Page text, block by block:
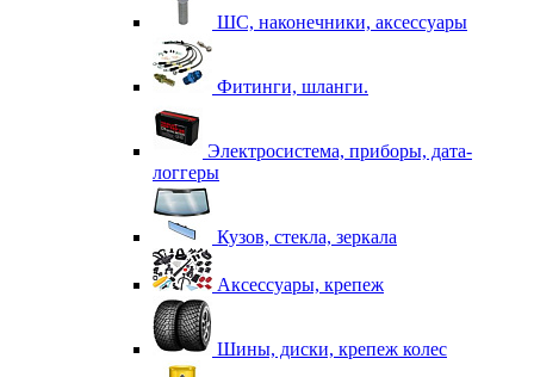
ШС, наконечники, аксессуары
Фитинги, шланги.
Электросистема, приборы, дата-
логгеры
Кузов, стекла, зеркала
Аксессуары, крепеж
Шины, диски, крепеж колес